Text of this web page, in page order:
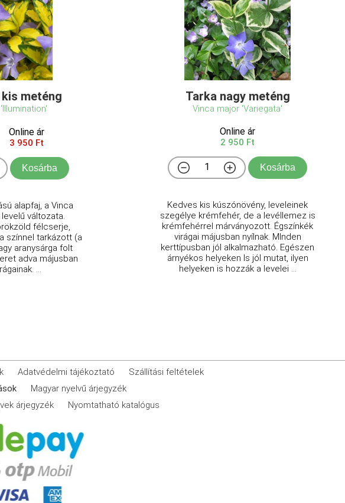
meténg
Online ár
3 950 Ft
Kosárba
alapfaj, a Vinca
változata.
félcserje,
színnel tarkázott (a
aranysárga folt
adva májusban
...
Tarka nagy meténg
Vinca major 'Variegata'
Online ár
2 950 Ft
Kosárba
Kedves kis kúszónövény, leveleinek
szegélye krémfehér, de a levéllemez is
krémfehérrel márványozott. Égszínkék
virágai májusban nyílnak. MInden
kerttípusban jól alkalmazható. Egészen
árnyékos helyeken ls jól mutat, ilyen
helyeken is hozzák a levelei ...
Adatvédelmi tájékoztató
Szállítási feltételek
Magyar nyelvű árjegyzék
árjegyzék Nyomtatható katalógus